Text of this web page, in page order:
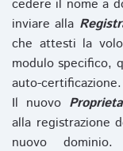
cedere il nome a
inviare alla
che attesti la
modulo specifico,
auto-certificazione.
Il nuovo
alla registrazione
nuovo